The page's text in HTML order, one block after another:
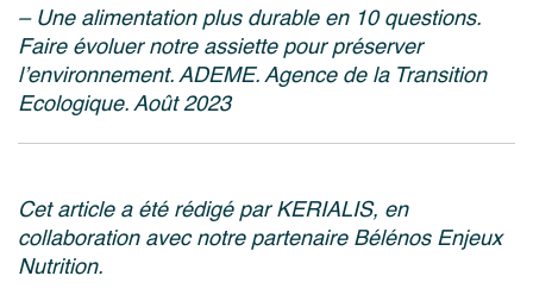
– Une alimentation plus durable en 10 questions.
Faire évoluer notre assiette pour préserver
l’environnement. ADEME. Agence de la Transition
Ecologique. Août 2023
Cet article a été rédigé par KERIALIS, en
collaboration avec notre partenaire Bélénos Enjeux
Nutrition.